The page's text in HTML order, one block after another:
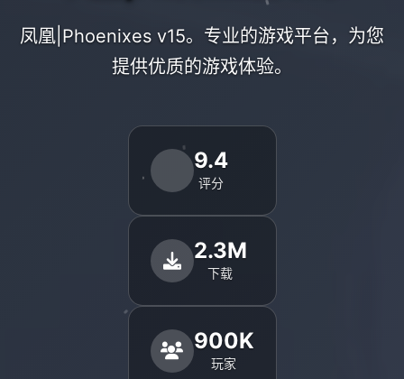
凤凰|Phoenixes v15。专业的游戏平台，为您
提供优质的游戏体验。
9.4
评分
2.3M
下载
900K
玩家